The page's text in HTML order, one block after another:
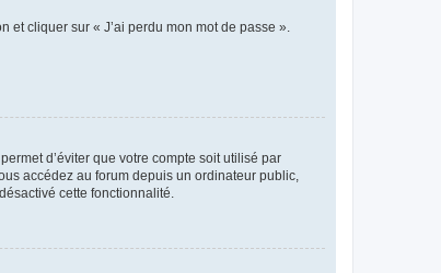
cliquer sur « J’ai perdu mon mot de passe ».
d’éviter que votre compte soit utilisé par
accédez au forum depuis un ordinateur public,
cette fonctionnalité.